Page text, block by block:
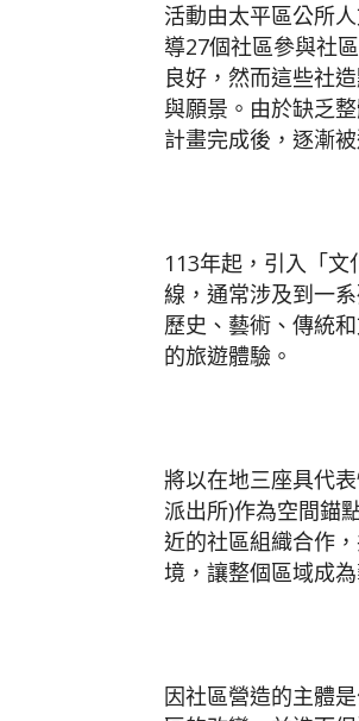
活動由太平區公所
導27個社區參與社
良好，然而這些社
與願景。由於缺乏
計畫完成後，逐漸
113年起，引入「
線，通常涉及到一
歷史、藝術、傳統
的旅遊體驗。
將以在地三座具代
派出所)作為空間錨
近的社區組織合作
境，讓整個區域成
因社區營造的主體